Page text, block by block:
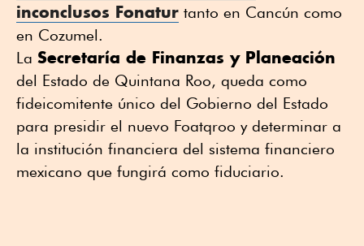
inconclusos Fonatur tanto en Cancún como
en Cozumel.
La Secretaría de Finanzas y Planeación
del Estado de Quintana Roo, queda como
fideicomitente único del Gobierno del Estado
para presidir el nuevo Foatqroo y determinar a
la institución financiera del sistema financiero
mexicano que fungirá como fiduciario.